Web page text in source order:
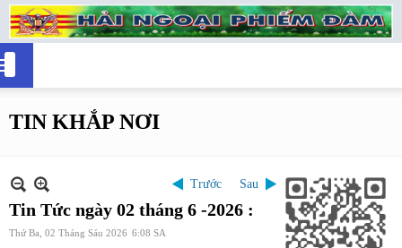
TIN KHẮP NƠI
Trước Sau
Tin Tức ngày 02 tháng 6 -2026 :
Thứ Ba, 02 Tháng Sáu 2026 6:08 SA